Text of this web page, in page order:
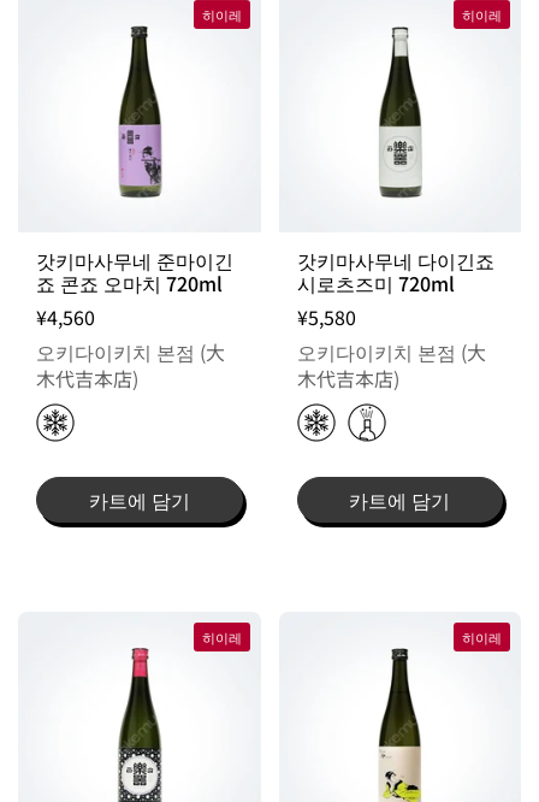
갓키마사무네 준마이긴
죠 콘죠 오마치 720ml
¥4,560
오키다이키치 본점 (大
木代吉本店)
카트에 담기
히이레
갓키마사무네 다이긴죠
시로츠즈미 720ml
¥5,580
오키다이키치 본점 (大
木代吉本店)
카트에 담기
히이레
히이레 히이레